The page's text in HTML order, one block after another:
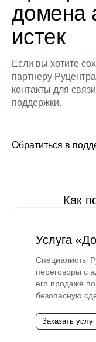
домена
истек
Если вы хотите
партнеру
контакты для
поддержки.
Обратиться в
Как
Услуга
Специалисты
переговоры с
его продаже
безопасную
Заказать